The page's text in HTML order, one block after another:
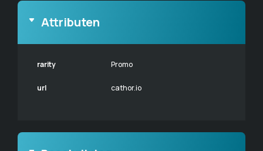
Attributen
rarity Promo
url cathor.io